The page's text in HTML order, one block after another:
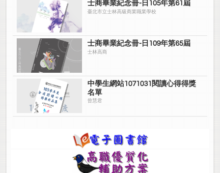
士商畢業紀念冊-日105年第61屆
臺北市立士林高級商業職業學校
士商畢業紀念冊-日109年第65屆
士林高商
中學生網站1071031閱讀心得得獎
名單
曾慧君